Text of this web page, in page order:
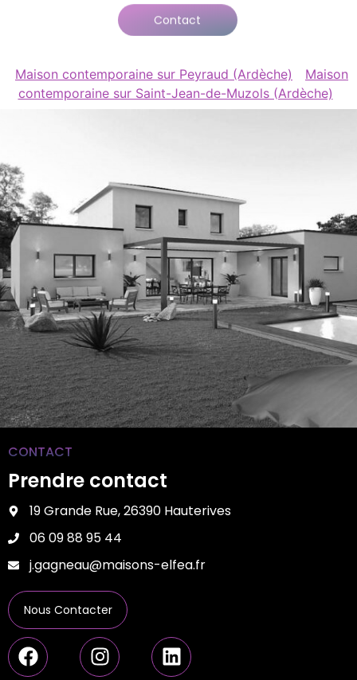
Contact
Maison contemporaine sur Peyraud (Ardèche)
Maison
contemporaine sur Saint-Jean-de-Muzols (Ardèche)
CONTACT
Prendre contact
19 Grande Rue, 26390 Hauterives
06 09 88 95 44
j.gagneau@maisons-elfea.fr
Nous Contacter